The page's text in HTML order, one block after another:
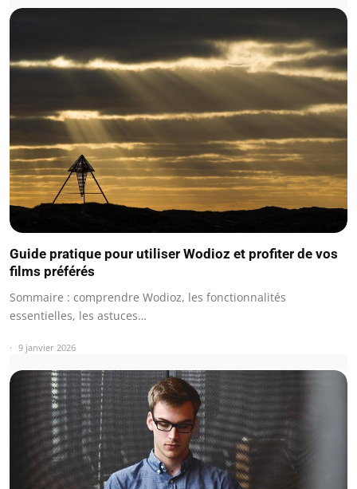
Guide pratique pour utiliser Wodioz et profiter de vos
films préférés
Sommaire : comprendre Wodioz, les fonctionnalités
essentielles, les astuces…
9 janvier 2026